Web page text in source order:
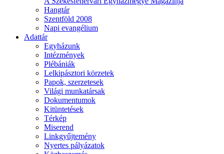
Hangtár
Szentföld 2008
Napi evangélium
Adattár
Egyházunk
Intézmények
Plébániák
Lelkipásztori körzetek
Papok, szerzetesek
Világi munkatársak
Dokumentumok
Kitüntetések
Térkép
Miserend
Linkgyűjtemény
Nyertes pályázatok